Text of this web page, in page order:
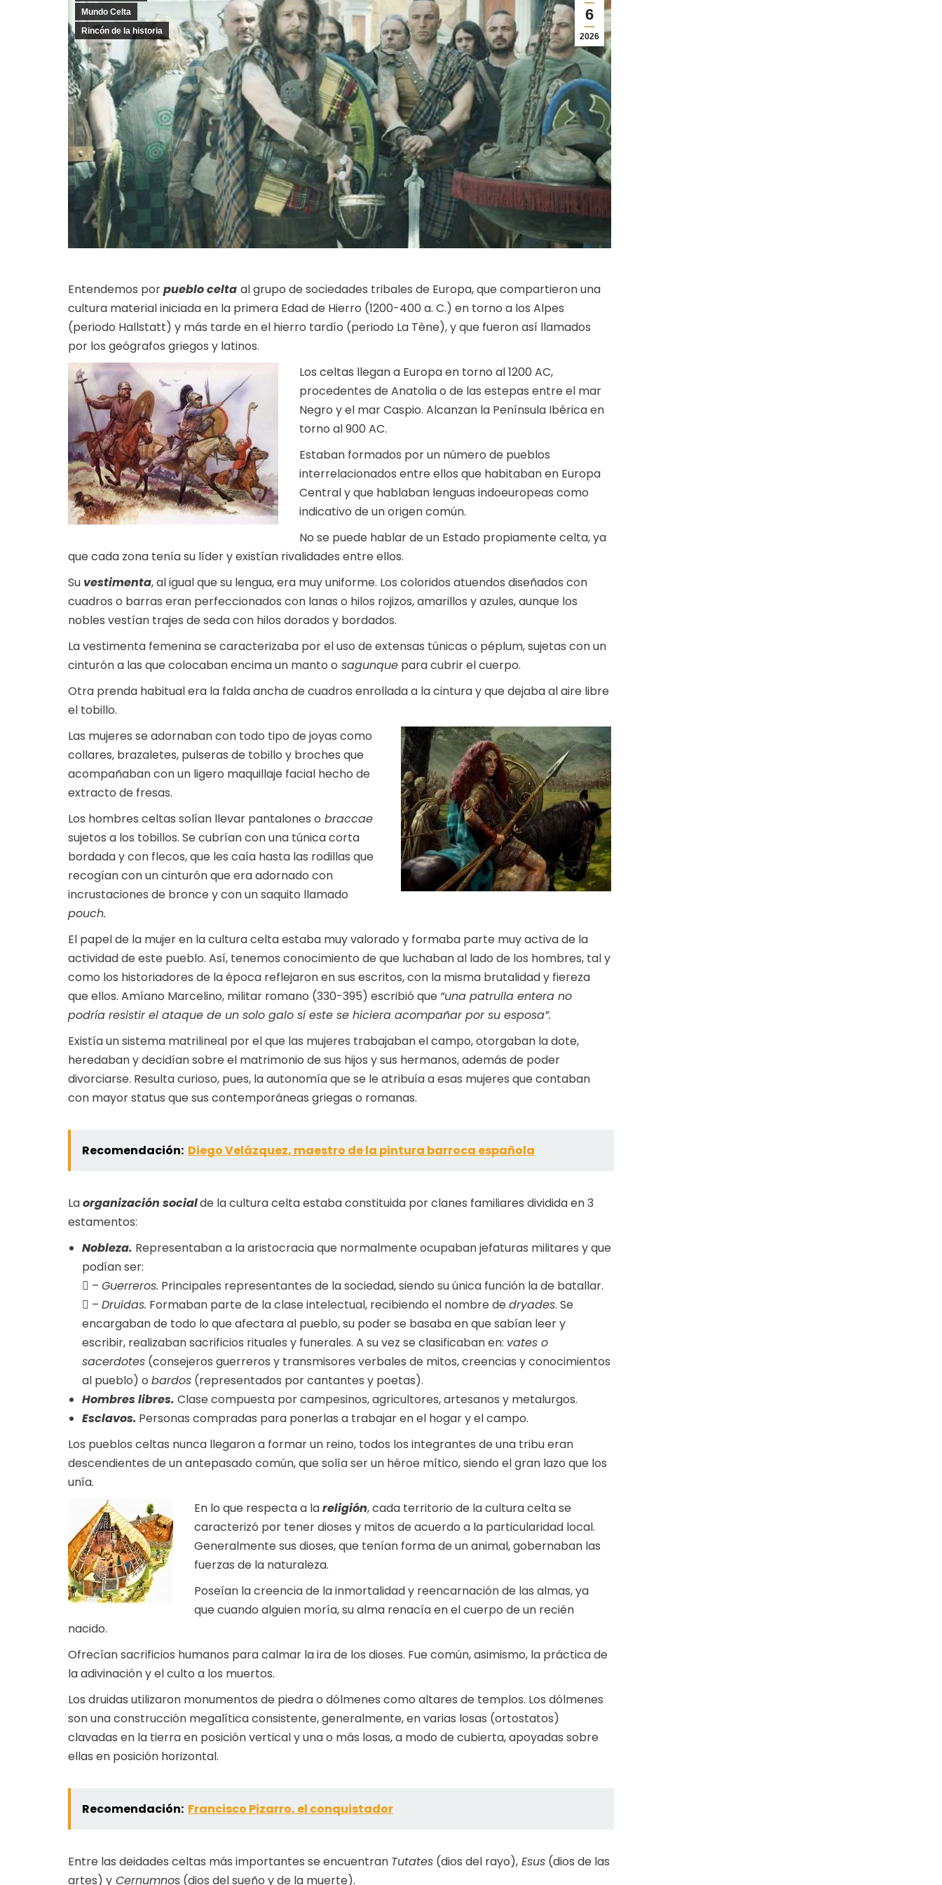
6
2026
Mundo Celta
Rincón de la historia
Entendemos porpueblo celta al grupo de sociedades tribales de Europa, que compartieron una
cultura material iniciada en la primera Edad de Hierro (1200-400 a. C.) en torno a los Alpes
(periodo Hallstatt) y más tarde en el hierro tardío (periodo La Tène), y que fueron así llamados
por los geógrafos griegos y latinos.
Los celtas llegan a Europa en torno al 1200 AC,
procedentes de Anatolia o de las estepas entre el mar
Negro y el mar Caspio. Alcanzan la Península Ibérica en
torno al 900 AC.
Estaban formados por un número de pueblos
interrelacionados entre ellos que habitaban en Europa
Central y que hablaban lenguas indoeuropeas como
indicativo de un origen común.
No se puede hablar de un Estado propiamente celta, ya
que cada zona tenía su líder y existían rivalidades entre ellos.
Su vestimenta, al igual que su lengua, era muy uniforme. Los coloridos atuendos diseñados con
cuadros o barras eran perfeccionados con lanas o hilos rojizos, amarillos y azules, aunque los
nobles vestían trajes de seda con hilos dorados y bordados.
La vestimenta femenina se caracterizaba por el uso de extensas túnicas o péplum, sujetas con un
cinturón a las que colocaban encima un manto o sagunque para cubrir el cuerpo.
Otra prenda habitual era la falda ancha de cuadros enrollada a la cintura y que dejaba al aire libre
el tobillo.
Las mujeres se adornaban con todo tipo de joyas como
collares, brazaletes, pulseras de tobillo y broches que
acompañaban con un ligero maquillaje facial hecho de
extracto de fresas.
Los hombres celtas solían llevar pantalones o braccae
sujetos a los tobillos. Se cubrían con una túnica corta
bordada y con flecos, que les caía hasta las rodillas que
recogían con un cinturón que era adornado con
incrustaciones de bronce y con un saquito llamado
pouch.
El papel de la mujer en la cultura celta estaba muy valorado y formaba parte muy activa de la
actividad de este pueblo. Así, tenemos conocimiento de que luchaban al lado de los hombres, tal y
como los historiadores de la época reflejaron en sus escritos, con la misma brutalidad y fiereza
que ellos. Amíano Marcelino, militar romano (330-395) escribió que “una patrulla entera no
podría resistir el ataque de un solo galo sí este se hiciera acompañar por su esposa”.
Existía un sistema matrilineal por el que las mujeres trabajaban el campo, otorgaban la dote,
heredaban y decidían sobre el matrimonio de sus hijos y sus hermanos, además de poder
divorciarse. Resulta curioso, pues, la autonomía que se le atribuía a esas mujeres que contaban
con mayor status que sus contemporáneas griegas o romanas.
Recomendación: Diego Velázquez, maestro de la pintura barroca española
Laorganización socialde la cultura celta estaba constituida por clanes familiares dividida en 3
estamentos:
Nobleza. Representaban a la aristocracia que normalmente ocupaban jefaturas militares y que
podían ser:
 – Guerreros. Principales representantes de la sociedad, siendo su única función la de batallar.
 – Druidas. Formaban parte de la clase intelectual, recibiendo el nombre dedryades. Se
encargaban de todo lo que afectara al pueblo, su poder se basaba en que sabían leer y
escribir, realizaban sacrificios rituales y funerales. A su vez se clasificaban en: vates o
sacerdotes (consejeros guerreros y transmisores verbales de mitos, creencias y conocimientos
al pueblo) o bardos (representados por cantantes y poetas).
Hombres libres. Clase compuesta por campesinos, agricultores, artesanos y metalurgos.
Esclavos. Personas compradas para ponerlas a trabajar en el hogar y el campo.
Los pueblos celtas nunca llegaron a formar un reino, todos los integrantes de una tribu eran
descendientes de un antepasado común, que solía ser un héroe mítico, siendo el gran lazo que los
unía.
En lo que respecta a lareligión, cada territorio de la cultura celta se
caracterizó por tener dioses y mitos de acuerdo a la particularidad local.
Generalmente sus dioses, que tenían forma de un animal, gobernaban las
fuerzas de la naturaleza.
Poseían la creencia de la inmortalidad y reencarnación de las almas, ya
que cuando alguien moría, su alma renacía en el cuerpo de un recién
nacido.
Ofrecían sacrificios humanos para calmar la ira de los dioses. Fue común, asimismo, la práctica de
la adivinación y el culto a los muertos.
Los druidas utilizaron monumentos de piedra o dólmenes como altares de templos. Los dólmenes
son una construcción megalítica consistente, generalmente, en varias losas (ortostatos)
clavadas en la tierra en posición vertical y una o más losas, a modo de cubierta, apoyadas sobre
ellas en posición horizontal.
Recomendación: Francisco Pizarro, el conquistador
Entre las deidades celtas más importantes se encuentran Tutates (dios del rayo), Esus (dios de las
artes) y Cernumnos (dios del sueño y de la muerte).